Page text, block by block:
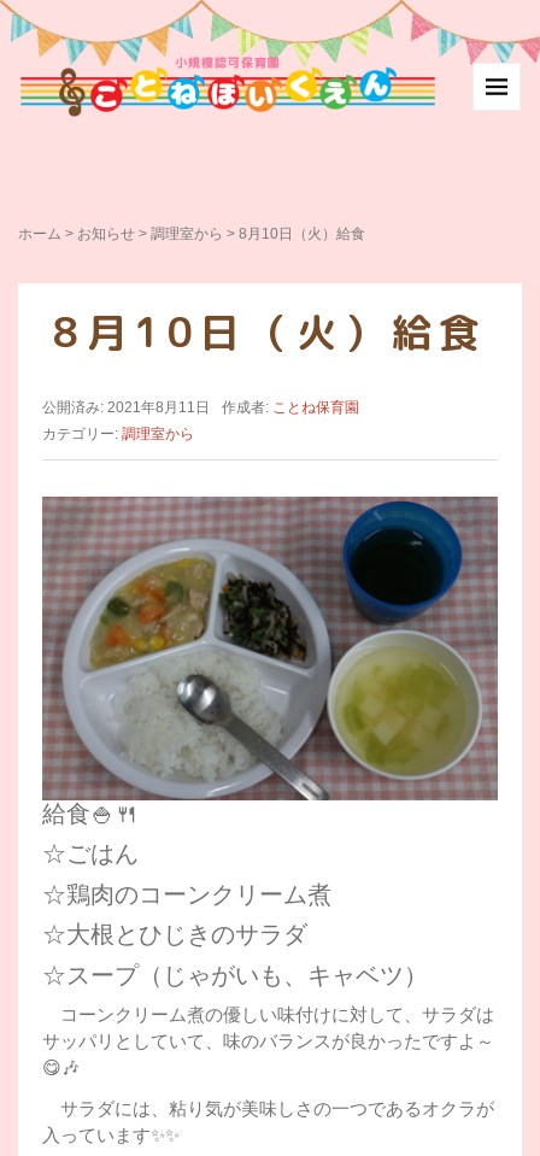
ホーム > お知らせ > 調理室から > 8月10日（火）給食
8月10日（火）給食
公開済み: 2021年8月11日 作成者: ことね保育園
カテゴリー: 調理室から
給食🍚🍴
☆ごはん
☆鶏肉のコーンクリーム煮
☆大根とひじきのサラダ
☆スープ（じゃがいも、キャベツ）
コーンクリーム煮の優しい味付けに対して、サラダは
サッパリとしていて、味のバランスが良かったですよ～
😋🎶
サラダには、粘り気が美味しさの一つであるオクラが
入っています✨✨